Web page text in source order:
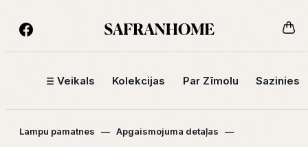
Veikals Kolekcijas Par Zīmolu Sazinies
Lampu pamatnes — Apgaismojuma detaļas —